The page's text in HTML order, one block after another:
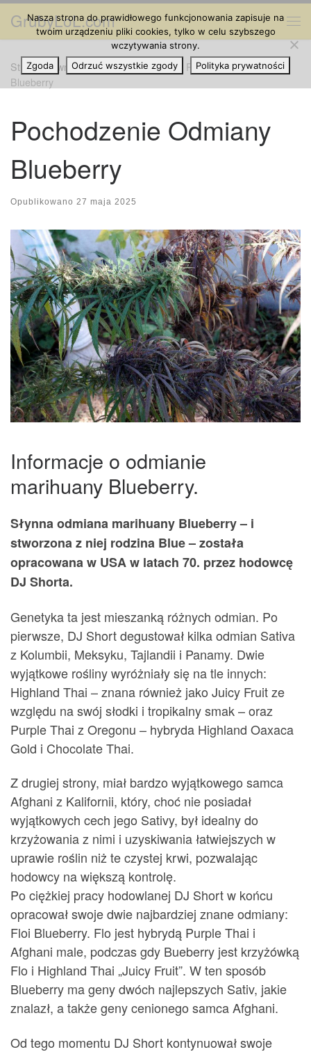
Przejdź do treści
GrubyLoL.com
Strona główna » Odmiany Marihuany
Pochodzenie Odmiany
Blueberry
Pochodzenie Odmiany
Blueberry
Opublikowano 27 maja 2025
Informacje o odmianie
marihuany Blueberry.
Słynna odmiana marihuany Blueberry – i
stworzona z niej rodzina Blue – została
opracowana w USA w latach 70. przez hodowcę
DJ Shorta.
Genetyka ta jest mieszanką różnych odmian. Po
pierwsze, DJ Short degustował kilka odmian Sativa
z Kolumbii, Meksyku, Tajlandii i Panamy. Dwie
wyjątkowe rośliny wyróżniały się na tle innych:
Highland Thai – znana również jako Juicy Fruit ze
względu na swój słodki i tropikalny smak – oraz
Purple Thai z Oregonu – hybryda Highland Oaxaca
Gold i Chocolate Thai.
Z drugiej strony, miał bardzo wyjątkowego samca
Afghani z Kalifornii, który, choć nie posiadał
wyjątkowych cech jego Sativy, był idealny do
krzyżowania z nimi i uzyskiwania łatwiejszych w
uprawie roślin niż te czystej krwi, pozwalając
hodowcy na większą kontrolę.
Po ciężkiej pracy hodowlanej DJ Short w końcu
opracował swoje dwie najbardziej znane odmiany:
Floi Blueberry. Flo jest hybrydą Purple Thai i
Afghani male, podczas gdy Bueberry jest krzyżówką
Flo i Highland Thai „Juicy Fruit”. W ten sposób
Blueberry ma geny dwóch najlepszych Sativ, jakie
znalazł, a także geny cenionego samca Afghani.
Od tego momentu DJ Short kontynuował swoje
Nasza strona do prawidłowego funkcjonowania zapisuje na
twoim urządzeniu pliki cookies, tylko w celu szybszego
wczytywania strony.
Zgoda
Odrzuć wszystkie zgody Polityka prywatności